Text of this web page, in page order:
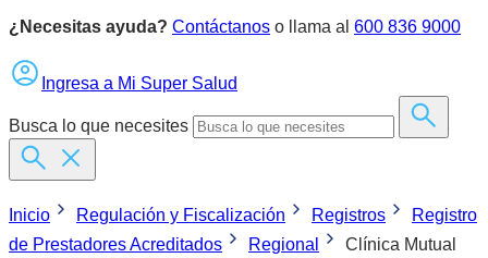
¿Necesitas ayuda? Contáctanos o llama al 600 836 9000
Ingresa a Mi Super Salud
Busca lo que necesites
Inicio Regulación y Fiscalización Registros
Registro
de Prestadores Acreditados
Regional
Clínica Mutual